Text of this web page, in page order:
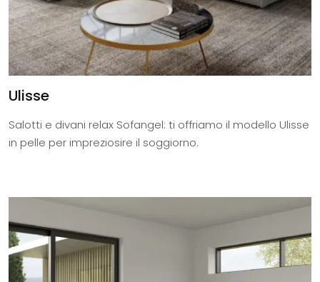
Ulisse
Salotti e divani relax Sofangel: ti offriamo il modello Ulisse
in pelle per impreziosire il soggiorno.